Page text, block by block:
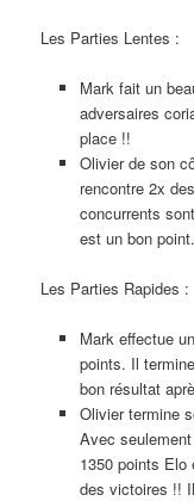
Les Parties Lentes :
Mark fait un
adversaires
place !!
Olivier de son
rencontre 2x
concurrents
est un bon
Les Parties Rapides :
Mark effectue
points. Il
bon résultat
Olivier termine
Avec
1350 points Elo
des victoires !!